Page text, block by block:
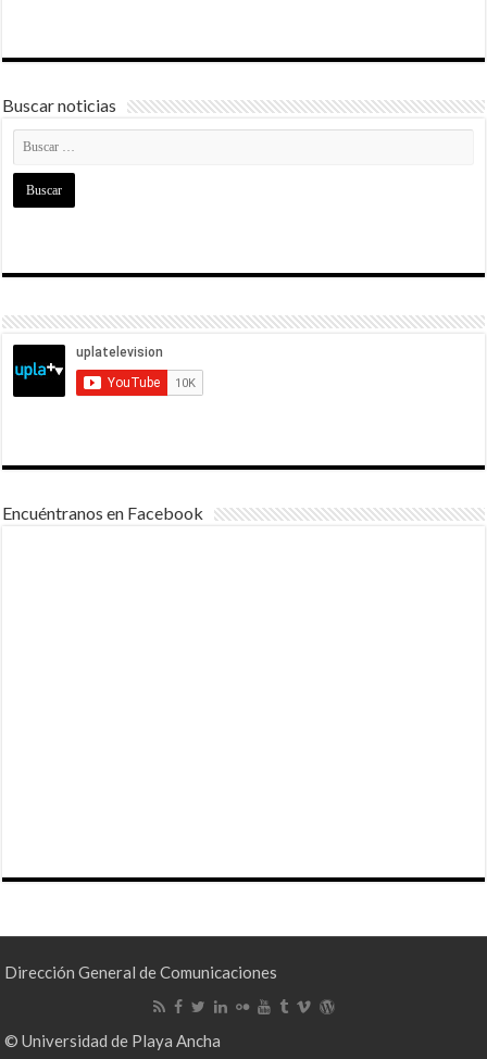
Buscar noticias
Encuéntranos en Facebook
Dirección General de Comunicaciones
© Universidad de Playa Ancha